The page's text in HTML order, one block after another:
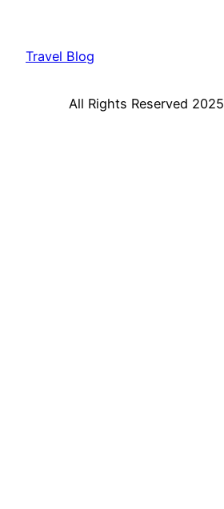
Travel Blog
All Rights Reserved 2025